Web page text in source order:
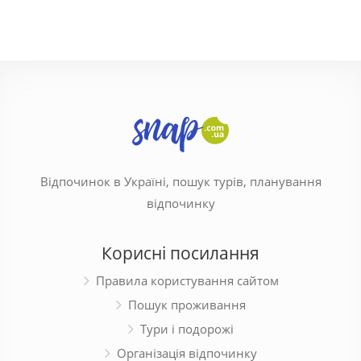
Відпочинок в Україні, пошук турів, планування
відпочинку
Корисні посилання
Правила користування сайтом
Пошук проживання
Тури і подорожі
Організація відпочинку